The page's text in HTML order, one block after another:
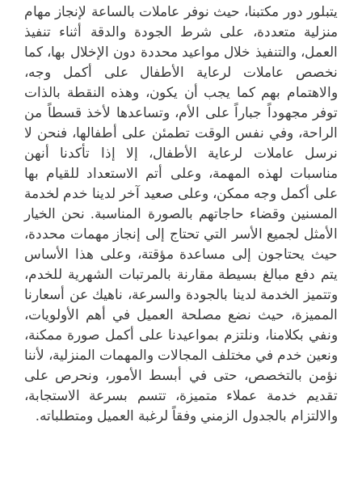
يتبلور دور مكتبنا، حيث نوفر عاملات بالساعة لإنجاز مهام
منزلية متعددة، على شرط الجودة والدقة أثناء تنفيذ
العمل، والتنفيذ خلال مواعيد محددة دون الإخلال بها، كما
نخصص عاملات لرعاية الأطفال على أكمل وجه،
والاهتمام بهم كما يجب أن يكون، وهذه النقطة بالذات
توفر مجهوداً جباراً على الأم، وتساعدها لأخذ قسطاً من
الراحة، وفي نفس الوقت تطمئن على أطفالها، فنحن لا
نرسل عاملات لرعاية الأطفال، إلا إذا تأكدنا أنهن
مناسبات لهذه المهمة، وعلى أتم الاستعداد للقيام بها
على أكمل وجه ممكن، وعلى صعيد آخر لدينا خدم لخدمة
المسنين وقضاء حاجاتهم بالصورة المناسبة. نحن الخيار
الأمثل لجميع الأسر التي تحتاج إلى إنجاز مهمات محددة،
حيث يحتاجون إلى مساعدة مؤقتة، وعلى هذا الأساس
يتم دفع مبالغ بسيطة مقارنة بالمرتبات الشهرية للخدم،
وتتميز الخدمة لدينا بالجودة والسرعة، ناهيك عن أسعارنا
المميزة، حيث نضع مصلحة العميل في أهم الأولويات،
ونفي بكلامنا، ونلتزم بمواعيدنا على أكمل صورة ممكنة،
ونعين خدم في مختلف المجالات والمهمات المنزلية، لأننا
نؤمن بالتخصص، حتى في أبسط الأمور، ونحرص على
تقديم خدمة عملاء متميزة، تتسم بسرعة الاستجابة،
والالتزام بالجدول الزمني وفقاً لرغبة العميل ومتطلباته.